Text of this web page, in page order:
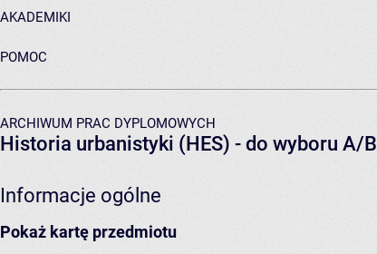
AKADEMIKI
POMOC
ARCHIWUM PRAC DYPLOMOWYCH
Historia urbanistyki (HES) - do wyboru A/B
Informacje ogólne
Pokaż kartę przedmiotu